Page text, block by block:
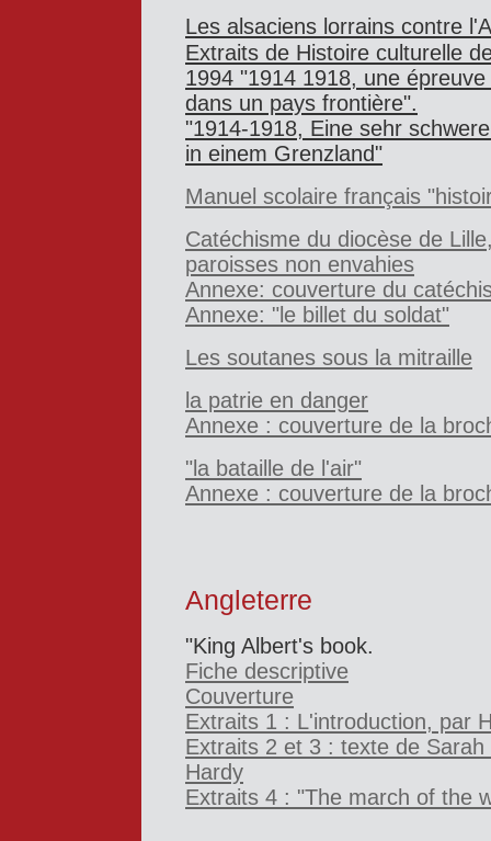
Les alsaciens lorrains contre
Extraits de Histoire culturelle
1994 "1914 1918, une
dans un pays frontière".
"1914-1918, Eine sehr
in einem Grenzland"
Manuel scolaire français
Catéchisme du diocèse de
paroisses non envahies
Annexe: couverture du
Annexe: "le billet du soldat"
Les soutanes sous la mitraille
la patrie en danger
Annexe : couverture de la
"la bataille de l'air"
Annexe : couverture de la
Angleterre
"King Albert's book.
Fiche descriptive
Couverture
Extraits 1 : L'introduction, par
Extraits 2 et 3 : texte de
Hardy
Extraits 4 : "The march of the